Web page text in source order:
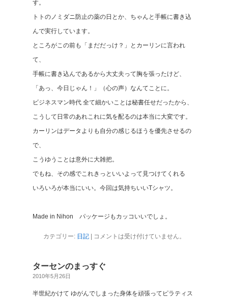
す。
トトのノミダニ防止の薬の日とか、ちゃんと手帳に書き込
んで実行しています。
ところがこの前も「まだだっけ？」とカーリンに言われ
て、
手帳に書き込んであるから大丈夫って胸を張ったけど、
「あっ、今日じゃん！」（心の声）なんてことに。
ビジネスマン時代 全て細かいことは秘書任せだったから、
こうして日常のあれこれに気を配るのは本当に大変です。
カーリンはデータよりも自分の感じるほうを優先させるの
で、
こうゆうことは意外に大雑把。
でもね、その感でこれきっといいよって見つけてくれる
いろいろが本当にいい。今回は気持ちいいTシャツ。
Made in Nihon パッケージもカッコいいでしょ。
カテゴリー: 日記| コメントは受け付けていません。
ターセンのまっすぐ
2010年5月26日
半世紀かけて ゆがんでしまった身体を頑張ってピラティス